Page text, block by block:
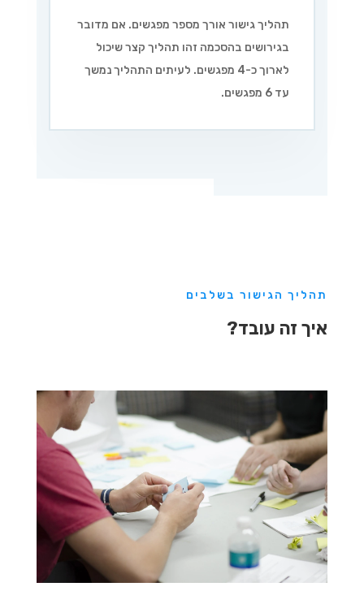
תהליך גישור אורך מספר מפגשים. אם מדובר
בגירושים בהסכמה זהו תהליך קצר שיכול
לארוך כ-4 מפגשים. לעיתים התהליך נמשך
עד 6 מפגשים.
תהליך הגישור בשלבים
איך זה עובד?